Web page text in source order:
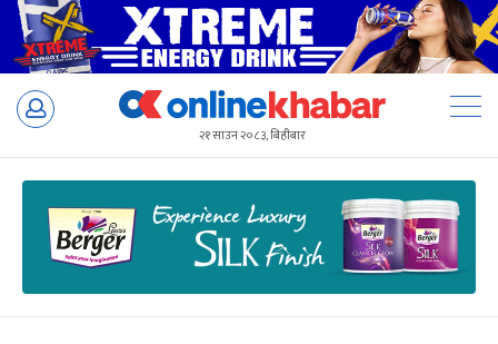
Skip
२१ साउन २०८३, बिहीबार